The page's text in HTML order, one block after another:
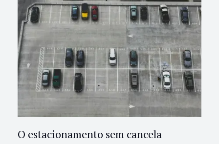
O estacionamento sem cancela